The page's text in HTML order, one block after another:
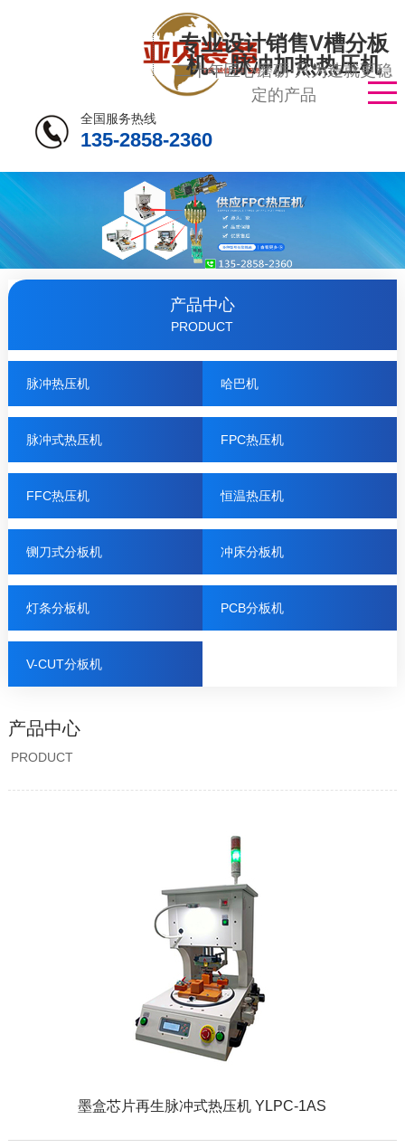
专业设计销售V槽分板
机、脉冲加热热压机
二十年匠心磨砺·只为造就更稳
定的产品
全国服务热线
135-2858-2360
产品中心
PRODUCT
脉冲热压机 哈巴机
脉冲式热压机 FPC热压机
FFC热压机 恒温热压机
铡刀式分板机 冲床分板机
灯条分板机 PCB分板机
V-CUT分板机
产品中心
PRODUCT
墨盒芯片再生脉冲式热压机 YLPC-1AS